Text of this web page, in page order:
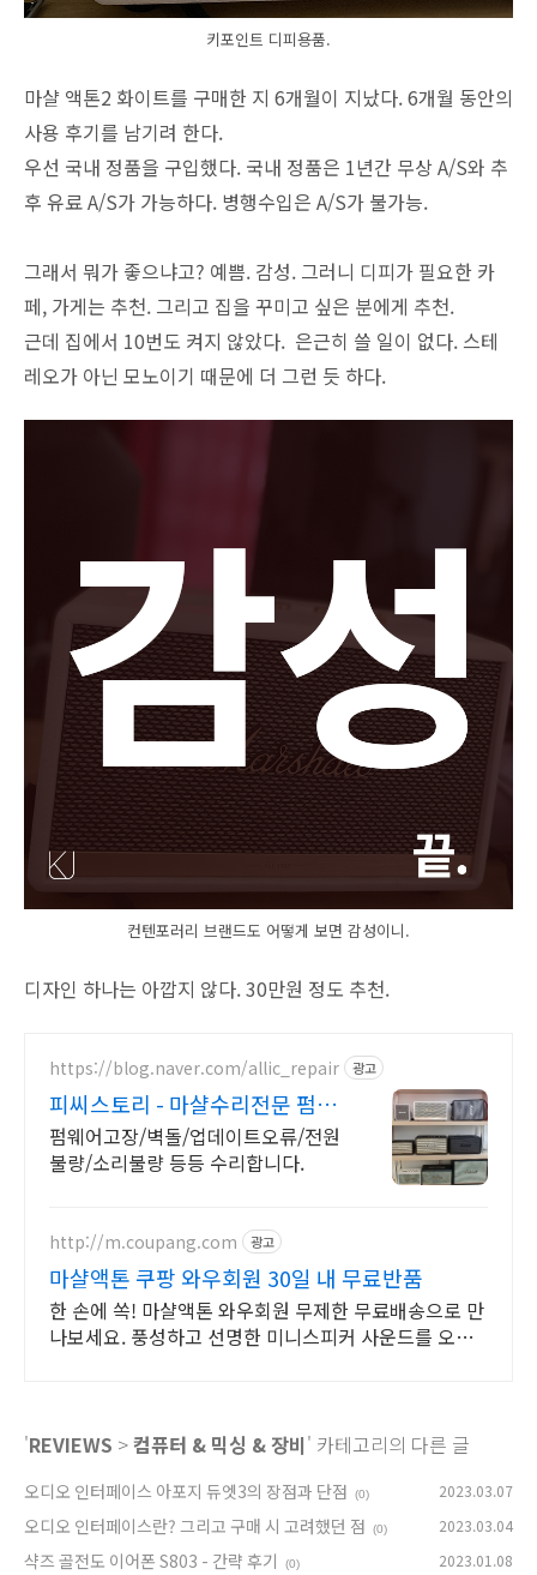
키포인트 디피용품.
마샬 액톤2 화이트를 구매한 지 6개월이 지났다. 6개월 동안의
사용 후기를 남기려 한다.
우선 국내 정품을 구입했다. 국내 정품은 1년간 무상 A/S와 추
후 유료 A/S가 가능하다. 병행수입은 A/S가 불가능.
그래서 뭐가 좋으냐고? 예쁨. 감성. 그러니 디피가 필요한 카
페, 가게는 추천. 그리고 집을 꾸미고 싶은 분에게 추천.
근데 집에서 10번도 켜지 않았다. 은근히 쓸 일이 없다. 스테
레오가 아닌 모노이기 때문에 더 그런 듯 하다.
컨텐포러리 브랜드도 어떻게 보면 감성이니.
디자인 하나는 아깝지 않다. 30만원 정도 추천.
https://blog.naver.com/allic_repair 광고
피씨스토리 - 마샬수리전문 펌웨
어/벽돌 /업데이트 수리
펌웨어고장/벽돌/업데이트오류/전원
불량/소리불량 등등 수리합니다.
http://m.coupang.com 광고
마샬액톤 쿠팡 와우회원 30일 내 무료반품
한 손에 쏙! 마샬액톤 와우회원 무제한 무료배송으로 만
나보세요. 풍성하고 선명한 미니스피커 사운드를 오늘
'REVIEWS >컴퓨터 & 믹싱 & 장비' 카테고리의 다른 글
오디오 인터페이스 아포지 듀엣3의 장점과 단점 (0) 2023.03.07
오디오 인터페이스란? 그리고 구매 시 고려했던 점 (0) 2023.03.04
샥즈 골전도 이어폰 S803 - 간략 후기 (0) 2023.01.08